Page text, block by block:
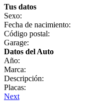
Tus datos
Sexo:
Fecha de nacimiento:
Código postal:
Garage:
Datos del Auto
Año:
Marca:
Descripción:
Placas:
Next